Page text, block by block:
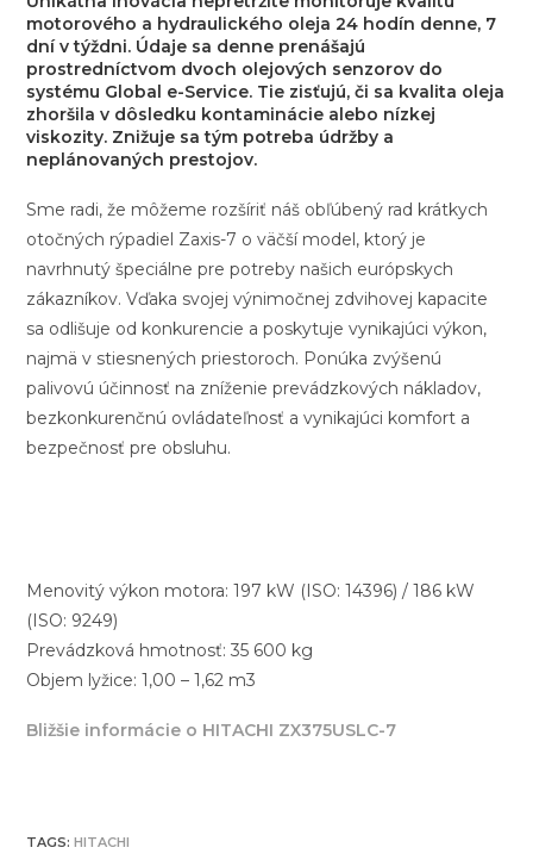
motorového a hydraulického oleja 24 hodín denne, 7
dní v týždni. Údaje sa denne prenášajú
prostredníctvom dvoch olejových senzorov do
systému Global e-Service. Tie zisťujú, či sa kvalita oleja
zhoršila v dôsledku kontaminácie alebo nízkej
viskozity. Znižuje sa tým potreba údržby a
neplánovaných prestojov.
Sme radi, že môžeme rozšíriť náš obľúbený rad krátkych
otočných rýpadiel Zaxis-7 o väčší model, ktorý je
navrhnutý špeciálne pre potreby našich európskych
zákazníkov. Vďaka svojej výnimočnej zdvihovej kapacite
sa odlišuje od konkurencie a poskytuje vynikajúci výkon,
najmä v stiesnených priestoroch. Ponúka zvýšenú
palivovú účinnosť na zníženie prevádzkových nákladov,
bezkonkurenčnú ovládateľnosť a vynikajúci komfort a
bezpečnosť pre obsluhu.
Menovitý výkon motora: 197 kW (ISO: 14396) / 186 kW
(ISO: 9249)
Prevádzková hmotnosť: 35 600 kg
Objem lyžice: 1,00 – 1,62 m3
Bližšie informácie o HITACHI ZX375USLC-7
TAGS:HITACHI